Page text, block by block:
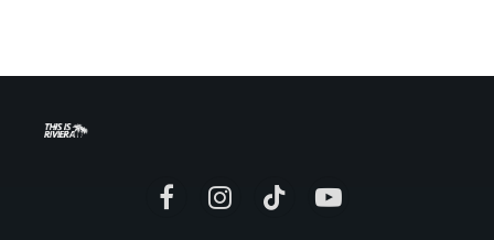
FacebookInstagramTikTok YouTube